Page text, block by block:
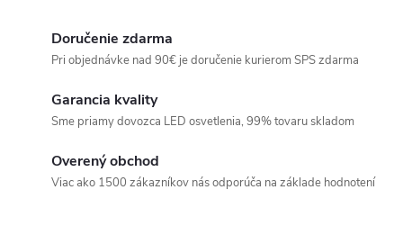
Doručenie zdarma
Pri objednávke nad 90€ je doručenie kurierom SPS zdarma
Garancia kvality
Sme priamy dovozca LED osvetlenia, 99% tovaru skladom
Overený obchod
Viac ako 1500 zákazníkov nás odporúča na základe hodnotení